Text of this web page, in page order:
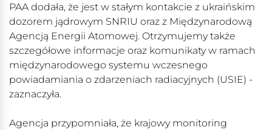
PAA dodała, że jest w stałym kontakcie z ukraińskim
dozorem jądrowym SNRIU oraz z Międzynarodową
Agencją Energii Atomowej. Otrzymujemy także
szczegółowe informacje oraz komunikaty w ramach
międzynarodowego systemu wczesnego
powiadamiania o zdarzeniach radiacyjnych (USIE) -
zaznaczyła.
Agencja przypomniała, że krajowy monitoring